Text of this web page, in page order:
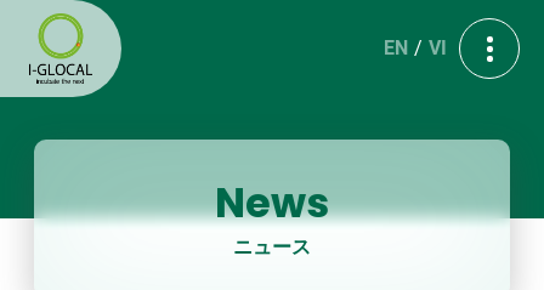
EN VI
News
ニュース